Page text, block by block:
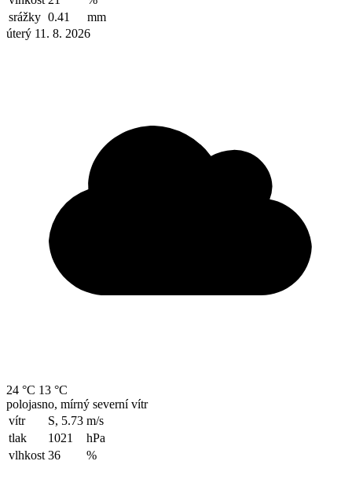
srážky 0.41
mm
úterý 11. 8. 2026
24 °C 13 °C
polojasno, mírný severní vítr
vítr
S, 5.73 m/s
tlak
1021
hPa
vlhkost 36 %